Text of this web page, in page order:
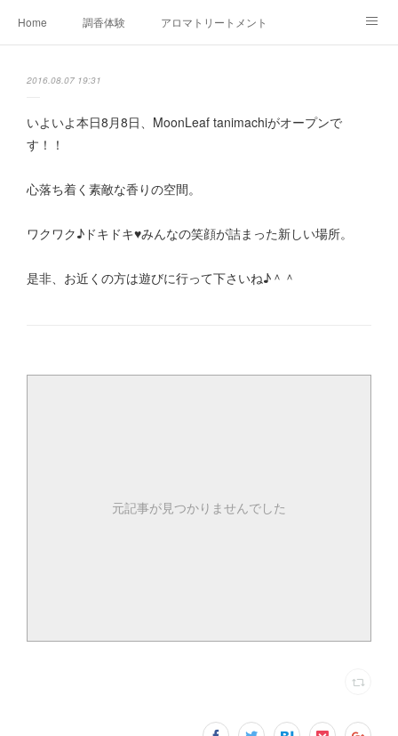
Home 調香体験 アロマトリートメントMenu
Ameblo
2016.08.07 19:31
いよいよ本日8月8日、MoonLeaf tanimachiがオープンで
す！！
心落ち着く素敵な香りの空間。
ワクワク♪ドキドキ♥みんなの笑顔が詰まった新しい場所。
是非、お近くの方は遊びに行って下さいね♪＾＾
元記事が見つかりませんでした